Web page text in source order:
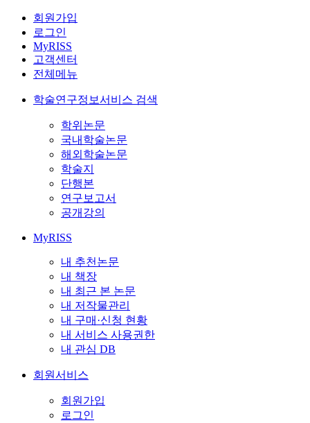
회원가입
로그인
MyRISS
고객센터
전체메뉴
학술연구정보서비스 검색
학위논문
국내학술논문
해외학술논문
학술지
단행본
연구보고서
공개강의
MyRISS
내 추천논문
내 책장
내 최근 본 논문
내 저작물관리
내 구매·신청 현황
내 서비스 사용권한
내 관심 DB
회원서비스
회원가입
로그인